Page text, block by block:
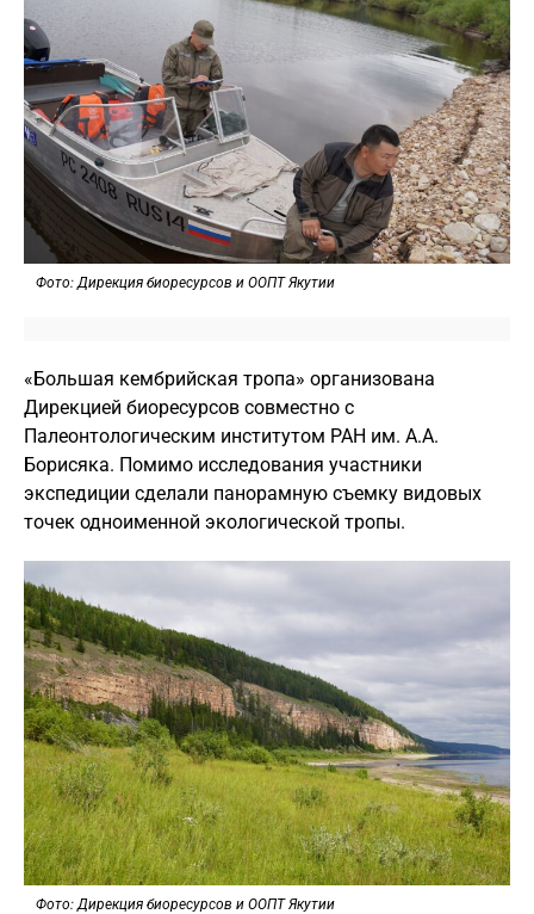
Фото: Дирекция биоресурсов и ООПТ Якутии
«Большая кембрийская тропа» организована
Дирекцией биоресурсов совместно с
Палеонтологическим институтом РАН им. А.А.
Борисяка. Помимо исследования участники
экспедиции сделали панорамную съемку видовых
точек одноименной экологической тропы.
Фото: Дирекция биоресурсов и ООПТ Якутии